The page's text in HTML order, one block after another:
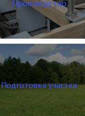
Производство
Подготовка участка